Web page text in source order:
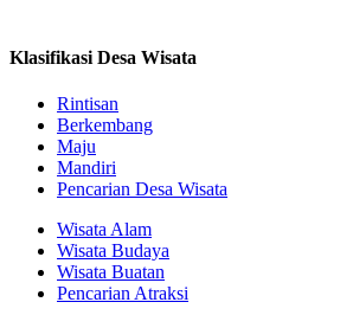
Klasifikasi Desa Wisata
Rintisan
Berkembang
Maju
Mandiri
Pencarian Desa Wisata
Wisata Alam
Wisata Budaya
Wisata Buatan
Pencarian Atraksi